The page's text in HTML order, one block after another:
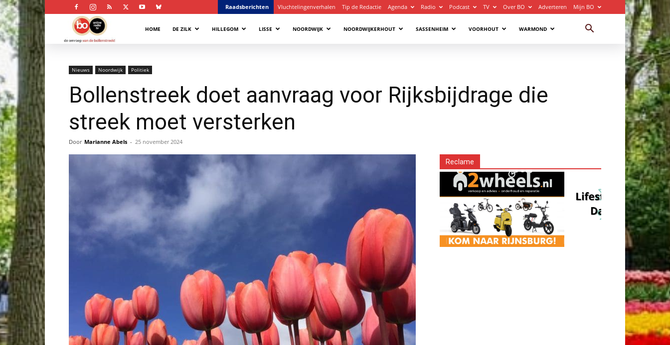
Raadsberichten Vluchtelingenverhalen Tip de Redactie Agenda Radio Podcast TV Over BO Adverteren Mijn BO
Bollenstreek
HOME DE ZILK HILLEGOM LISSE NOORDWIJK NOORDWIJKERHOUT SASSENHEIM VOORHOUT WARMOND
Nieuws Noordwijk Politiek
Bollenstreek doet aanvraag voor Rijksbijdrage die
streek moet versterken
Door Marianne Abels - 25 november 2024
Reclame